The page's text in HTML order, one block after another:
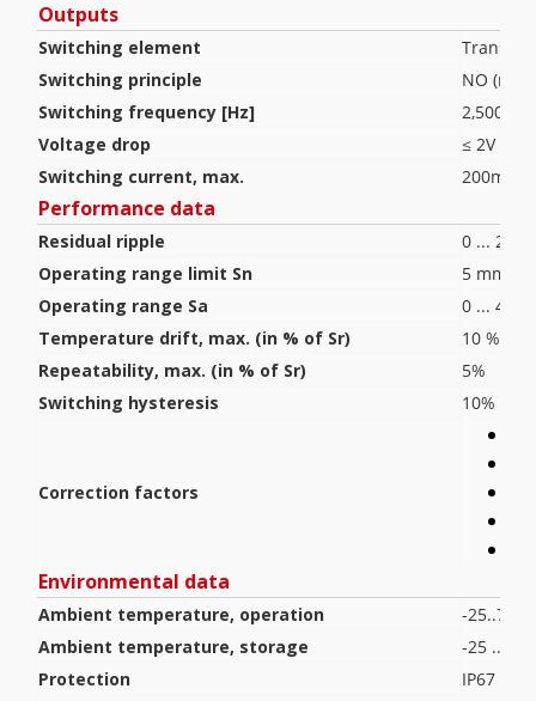
Outputs
Switching element
Switching principle
NO
Switching frequency [Hz]
2,500
Voltage drop
≤ 2V
Switching current, max.
200mA
Performance data
Residual ripple
0 ... 20
Operating range limit Sn
5 mm
Operating range Sa
0 ... 4
Temperature drift, max. (in % of Sr)
10 %
Repeatability, max. (in % of Sr)
5%
Switching hysteresis
10%
Correction factors
Environmental data
Ambient temperature, operation
-25..70
Ambient temperature, storage
-25 ... 70
Protection
IP67